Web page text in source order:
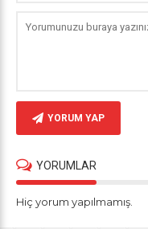
YORUM YAP
YORUMLAR
Hiç yorum yapılmamış.